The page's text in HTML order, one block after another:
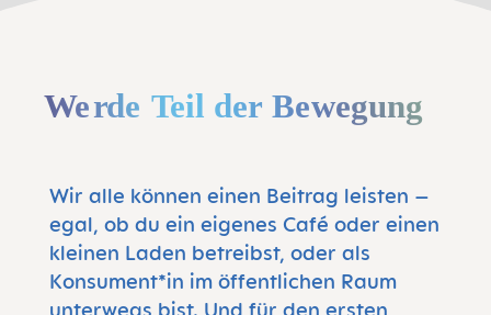
Wir alle können einen Beitrag leisten –
egal, ob du ein eigenes Café oder einen
kleinen Laden betreibst, oder als
Konsument*in im öffentlichen Raum
unterwegs bist. Und für den ersten